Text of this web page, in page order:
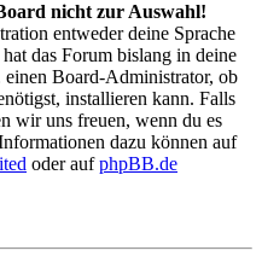
nicht zur Auswahl!
entweder deine Sprache
das Forum bislang in deine
einen Board-Administrator, ob
installieren kann. Falls
wir uns freuen, wenn du es
dazu können auf
oder aufphpBB.de